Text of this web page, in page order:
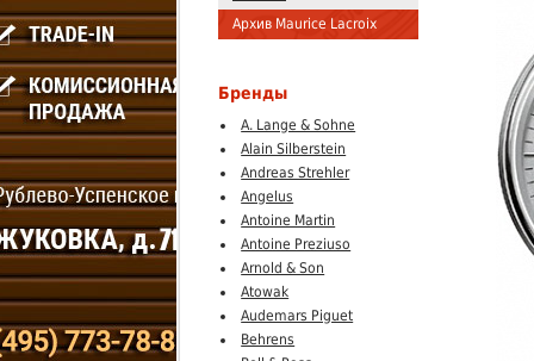
Архив Maurice Lacroix
Бренды
A. Lange & Sohne
Alain Silberstein
Andreas Strehler
Angelus
Antoine Martin
Antoine Preziuso
Arnold & Son
Atowak
Audemars Piguet
Behrens